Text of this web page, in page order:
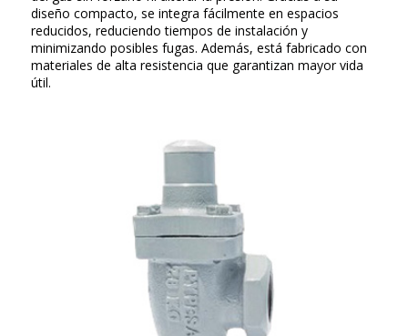
diseño compacto, se integra fácilmente en espacios
reducidos, reduciendo tiempos de instalación y
minimizando posibles fugas. Además, está fabricado con
materiales de alta resistencia que garantizan mayor vida
útil.